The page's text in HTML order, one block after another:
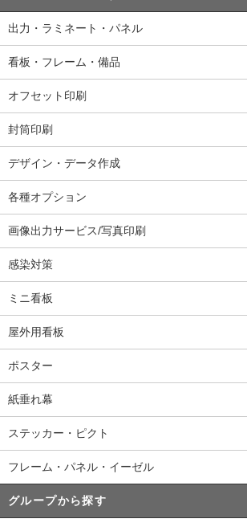
出力・ラミネート・パネル
看板・フレーム・備品
オフセット印刷
封筒印刷
デザイン・データ作成
各種オプション
画像出力サービス/写真印刷
感染対策
ミニ看板
屋外用看板
ポスター
紙垂れ幕
ステッカー・ピクト
フレーム・パネル・イーゼル
グループから探す